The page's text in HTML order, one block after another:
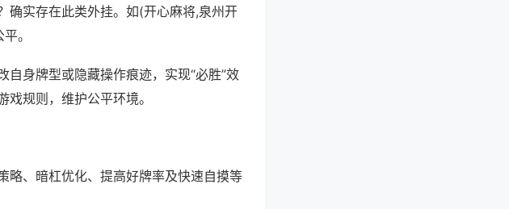
确实存在此类外挂。如(开心麻将,泉州开
。
身牌型或隐藏操作痕迹，实现“必胜”效
规则，维护公平环境。
略、暗杠优化、提高好牌率及快速自摸等